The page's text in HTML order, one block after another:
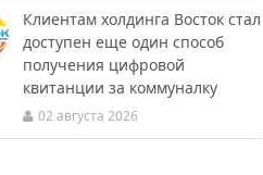
Клиентам холдинга Восток стал
доступен еще один способ
получения цифровой
квитанции за коммуналку
02 августа 2026